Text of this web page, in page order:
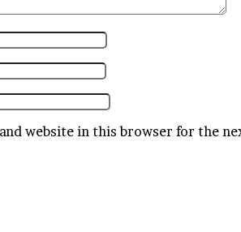
and website in this browser for the